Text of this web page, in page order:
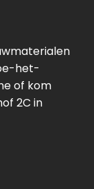
het-
of kom
2C in